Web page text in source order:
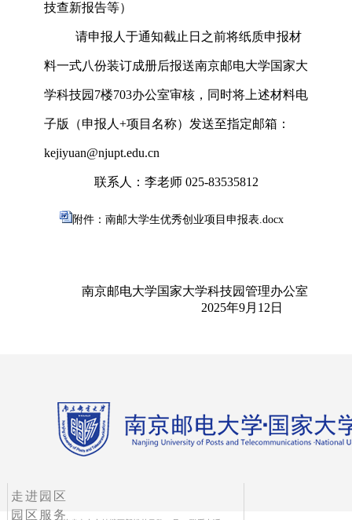
技查新报告等）
请申报人于通知截止日之前将纸质申报材
料一式八份装订成册后报送南京邮电大学国家大
学科技园 7楼703办公室审核，同时将上述材料电
子版（申报人+项目名称）发送至指定邮箱：
kejiyuan@njupt.edu.cn
联系人：李老师 025-83535812
附件：南邮大学生优秀创业项目申报表.docx
南京邮电大学国家大学科技园管理办公室
2025年9月 12 日
走进园区
园区服务